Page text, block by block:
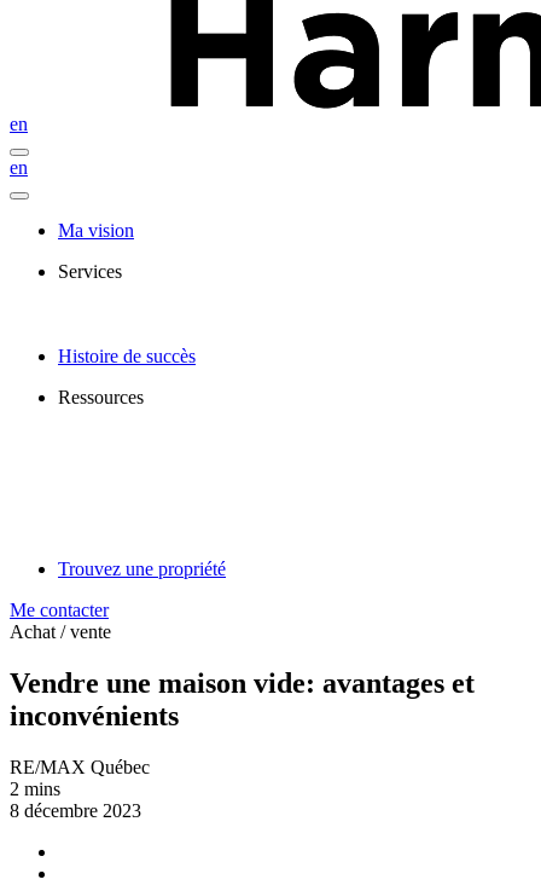
en
en
Ma vision
Services
Histoire de succès
Ressources
Trouvez une propriété
Me contacter
Achat / vente
Vendre une maison vide: avantages et
inconvénients
RE/MAX Québec
2 mins
8 décembre 2023